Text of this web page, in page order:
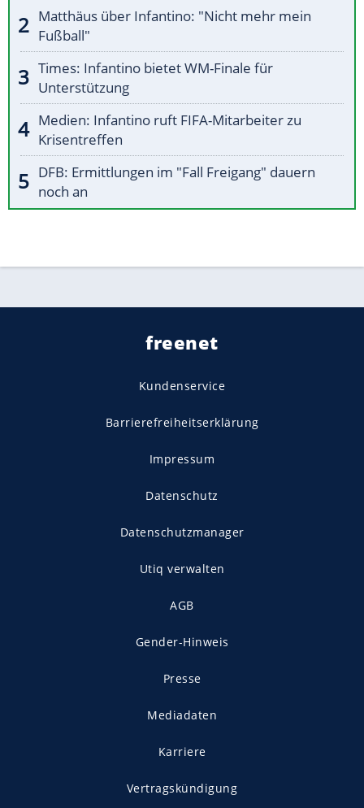
Matthäus über Infantino: "Nicht mehr mein
Fußball"
Times: Infantino bietet WM-Finale für
Unterstützung
Medien: Infantino ruft FIFA-Mitarbeiter zu
Krisentreffen
DFB: Ermittlungen im "Fall Freigang" dauern
noch an
freenet
Kundenservice
Barrierefreiheitserklärung
Impressum
Datenschutz
Datenschutzmanager
Utiq verwalten
AGB
Gender-Hinweis
Presse
Mediadaten
Karriere
Vertragskündigung